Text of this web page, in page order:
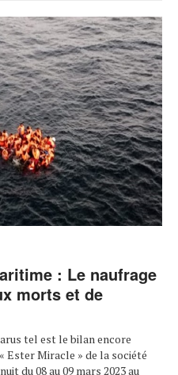
: Le naufrage
morts et de
tel est le bilan encore
Ester Miracle » de la société
du 08 au 09 mars 2023 au